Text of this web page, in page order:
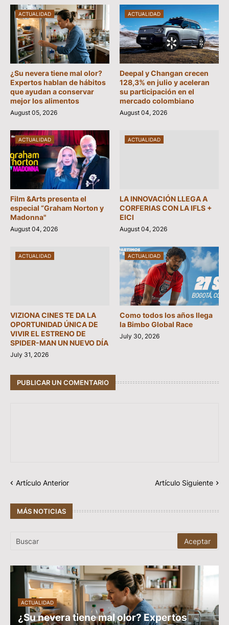
ACTUALIDAD
¿Su nevera tiene mal olor?
Expertos hablan de hábitos
que ayudan a conservar
mejor los alimentos
August 05, 2026
ACTUALIDAD
Deepal y Changan crecen
128,3% en julio y aceleran
su participación en el
mercado colombiano
August 04, 2026
ACTUALIDAD
Film &Arts presenta el
especial “Graham Norton y
Madonna"
August 04, 2026
ACTUALIDAD
LA INNOVACIÓN LLEGA A
CORFERIAS CON LA IFLS +
EICI
August 04, 2026
ACTUALIDAD
VIZIONA CINES TE DA LA
OPORTUNIDAD ÚNICA DE
VIVIR EL ESTRENO DE
SPIDER-MAN UN NUEVO DÍA
July 31, 2026
ACTUALIDAD
Como todos los años llega
la Bimbo Global Race
July 30, 2026
PUBLICAR UN COMENTARIO
Artículo Anterior Artículo Siguiente
MÁS NOTICIAS
ACTUALIDAD
¿Su nevera tiene mal olor? Expertos